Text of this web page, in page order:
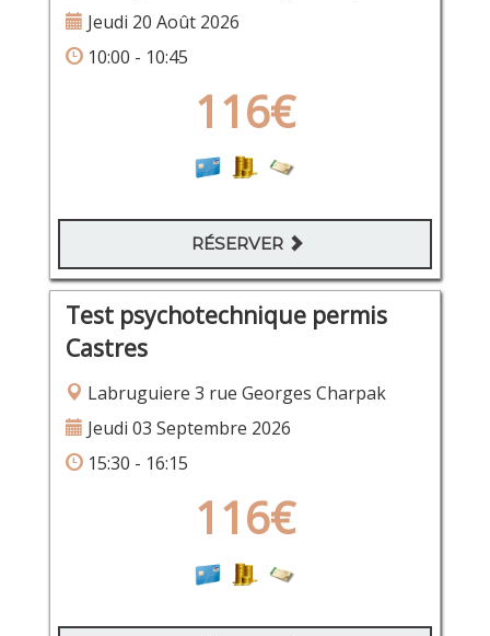
Jeudi 20 Août 2026
10:00 - 10:45
116€
RÉSERVER
Test psychotechnique permis
Castres
Labruguiere 3 rue Georges Charpak
Jeudi 03 Septembre 2026
15:30 - 16:15
116€